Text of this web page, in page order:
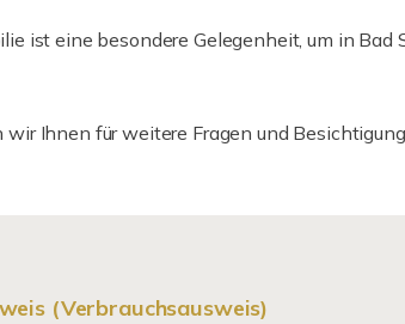
ist eine besondere Gelegenheit, um in
wir Ihnen für weitere Fragen und
(Verbrauchsausweis)